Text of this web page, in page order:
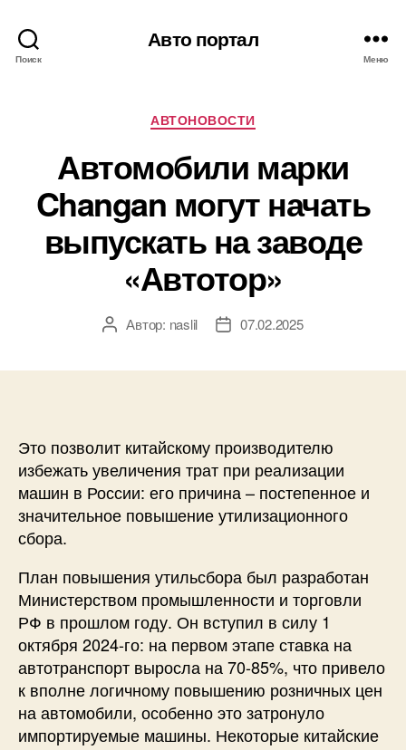
Поиск
Авто портал
Меню
Рубрики
АВТОНОВОСТИ
Автомобили марки
Changan могут начать
выпускать на заводе
«Автотор»
АвторАвтор: naslil
Дата07.02.2025
Это позволит китайскому производителю
избежать увеличения трат при реализации
машин в России: его причина – постепенное и
значительное повышение утилизационного
сбора.
План повышения утильсбора был разработан
Министерством промышленности и торговли
РФ в прошлом году. Он вступил в силу 1
октября 2024-го: на первом этапе ставка на
автотранспорт выросла на 70-85%, что привело
к вполне логичному повышению розничных цен
на автомобили, особенно это затронуло
импортируемые машины. Некоторые китайские